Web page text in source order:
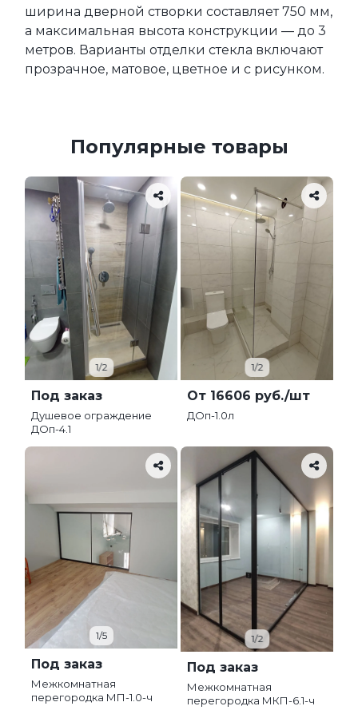
ширина дверной створки составляет 750 мм,
а максимальная высота конструкции — до 3
метров. Варианты отделки стекла включают
прозрачное, матовое, цветное и с рисунком.
Популярные товары
1/2
Под заказ
Душевое ограждение
ДОп-4.1
1/2
От 16606 руб./шт
ДОп-1.0л
1/5
Под заказ
Межкомнатная
перегородка МП-1.0-ч
1/2
Под заказ
Межкомнатная
перегородка МКП-6.1-ч